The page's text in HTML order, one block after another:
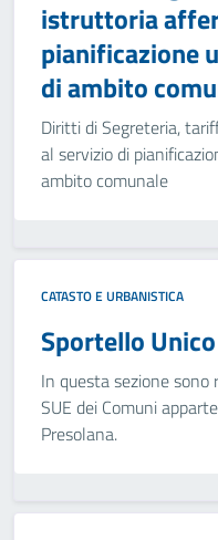
istruttoria
pianificazione
di ambito
Diritti di Segreteria,
al servizio di
ambito comunale
CATASTO E URBANISTICA
Sportello
In questa sezione
SUE dei Comuni
Presolana.